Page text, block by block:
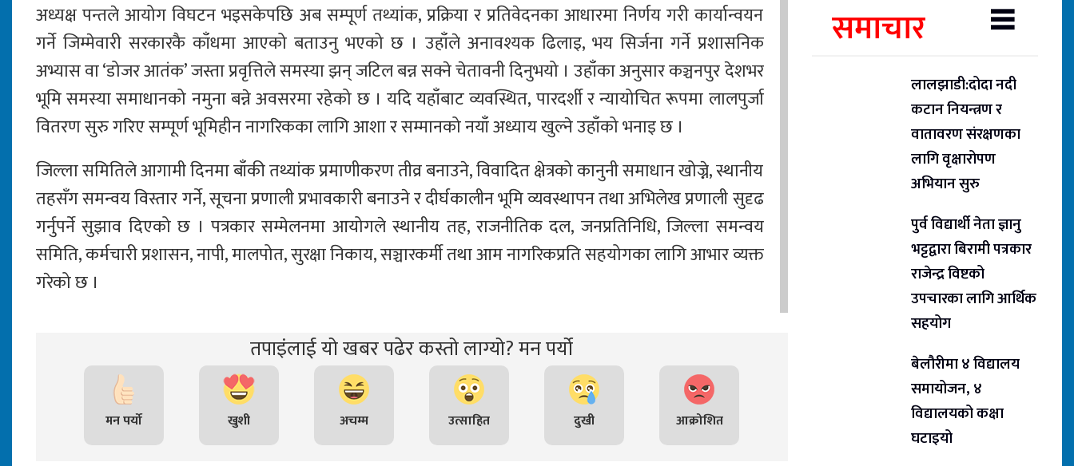
अध्यक्ष पन्तले आयोग विघटन भइसकेपछि अब सम्पूर्ण तथ्यांक, प्रक्रिया र प्रतिवेदनका आधारमा निर्णय गरी कार्यान्वयन
गर्ने जिम्मेवारी सरकारकै काँधमा आएको बताउनु भएको छ । उहाँले अनावश्यक ढिलाइ, भय सिर्जना गर्ने प्रशासनिक
अभ्यास वा ‘डोजर आतंक’ जस्ता प्रवृत्तिले समस्या झन् जटिल बन्न सक्ने चेतावनी दिनुभयो । उहाँका अनुसार कञ्चनपुर देशभर
भूमि समस्या समाधानको नमुना बन्ने अवसरमा रहेको छ । यदि यहाँबाट व्यवस्थित, पारदर्शी र न्यायोचित रूपमा लालपुर्जा
वितरण सुरु गरिए सम्पूर्ण भूमिहीन नागरिकका लागि आशा र सम्मानको नयाँ अध्याय खुल्ने उहाँको भनाइ छ ।
जिल्ला समितिले आगामी दिनमा बाँकी तथ्यांक प्रमाणीकरण तीव्र बनाउने, विवादित क्षेत्रको कानुनी समाधान खोज्ने, स्थानीय
तहसँग समन्वय विस्तार गर्ने, सूचना प्रणाली प्रभावकारी बनाउने र दीर्घकालीन भूमि व्यवस्थापन तथा अभिलेख प्रणाली सुदृढ
गर्नुपर्ने सुझाव दिएको छ । पत्रकार सम्मेलनमा आयोगले स्थानीय तह, राजनीतिक दल, जनप्रतिनिधि, जिल्ला समन्वय
समिति, कर्मचारी प्रशासन, नापी, मालपोत, सुरक्षा निकाय, सञ्चारकर्मी तथा आम नागरिकप्रति सहयोगका लागि आभार व्यक्त
गरेको छ ।
तपाइंलाई यो खबर पढेर कस्तो लाग्यो? मन पर्यो
मन पर्यो खुशी अचम्म उत्साहित दुखी आक्रोशित
समाचार
लालझाडी:दोदा नदी
कटान नियन्त्रण र
वातावरण संरक्षणका
लागि वृक्षारोपण
अभियान सुरु
पुर्व विद्यार्थी नेता ज्ञानु
भट्टद्वारा बिरामी पत्रकार
राजेन्द्र विष्टको
उपचारका लागि आर्थिक
सहयोग
बेलौरीमा ४ विद्यालय
समायोजन, ४
विद्यालयको कक्षा
घटाइयो